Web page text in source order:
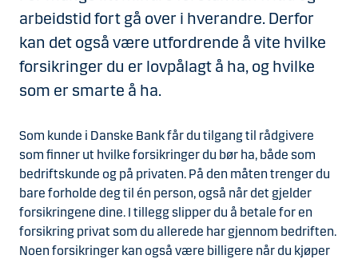
arbeidstid fort gå over i hverandre. Derfor
kan det også være utfordrende å vite hvilke
forsikringer du er lovpålagt å ha, og hvilke
som er smarte å ha.
Som kunde i Danske Bank får du tilgang til rådgivere
som finner ut hvilke forsikringer du bør ha, både som
bedriftskunde og på privaten. På den måten trenger du
bare forholde deg til én person, også når det gjelder
forsikringene dine. I tillegg slipper du å betale for en
forsikring privat som du allerede har gjennom bedriften.
Noen forsikringer kan også være billigere når du kjøper